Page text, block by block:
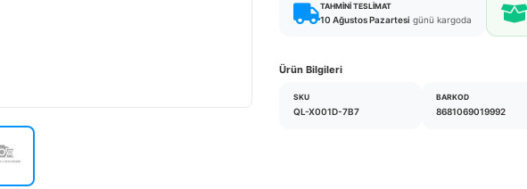
TAHMINI TESLIMAT
10 Ağustos Pazartesi günü kargoda
Ürün Bilgileri
SKU
QL-X001D-7B7
BARKOD
8681069019992